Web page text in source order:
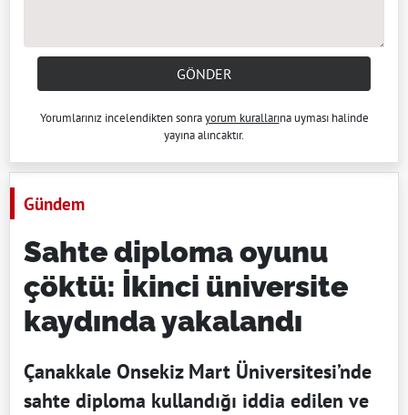
GÖNDER
Yorumlarınız incelendikten sonrayorum kurallarına uyması halinde
yayına alıncaktır.
Gündem
Sahte diploma oyunu
çöktü: İkinci üniversite
kaydında yakalandı
Çanakkale Onsekiz Mart Üniversitesi’nde
sahte diploma kullandığı iddia edilen ve